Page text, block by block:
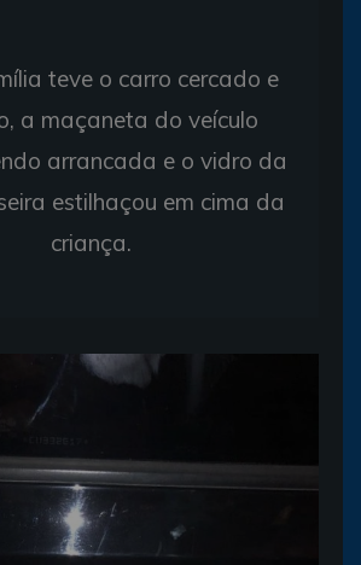
teve o carro cercado e
a maçaneta do veículo
arrancada e o vidro da
estilhaçou em cima da
criança.